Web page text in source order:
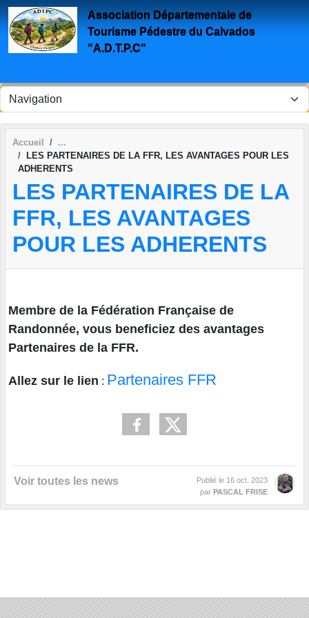
Association Départementale de
Tourisme Pédestre du Calvados
"A.D.T.P.C"
Accueil
LES PARTENAIRES DE LA FFR, LES AVANTAGES POUR LES
ADHERENTS
LES PARTENAIRES DE LA
FFR, LES AVANTAGES
POUR LES ADHERENTS
Membre de la Fédération Française de
Randonnée, vous beneficiez des avantages
Partenaires de la FFR.
Allez sur le lien : Partenaires FFR
Voir toutes les news Publié le 16 oct. 2023
par PASCAL FRISE
Panneau de gestion des cookies